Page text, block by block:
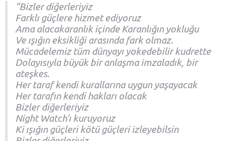
“Bizler diğerleriyiz
Farklı güçlere hizmet ediyoruz
Ama alacakaranlık içinde Karanlığın yokluğu
Ve ışığın eksikliği arasında fark olmaz.
Mücadelemiz tüm dünyayı yokedebilir kudrette
Dolayısıyla büyük bir anlaşma imzaladık, bir
ateşkes.
Her taraf kendi kurallarına uygun yaşayacak
Her tarafın kendi hakları olacak
Bizler diğerleriyiz
Night Watch’ı kuruyoruz
Ki ışığın güçleri kötü güçleri izleyebilsin